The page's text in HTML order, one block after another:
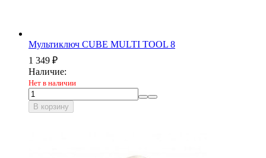
Мультиключ CUBE MULTI TOOL 8
1 349 ₽
Наличие:
Нет в наличии
В корзину